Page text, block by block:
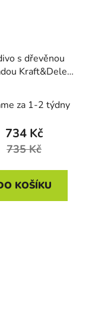
s dřevěnou
Kraft&Dele
za 1-2 týdny
734 Kč
735 Kč
KOŠÍKU